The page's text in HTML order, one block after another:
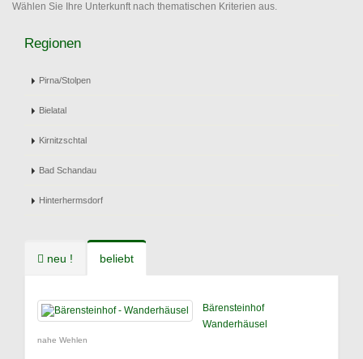
Wählen Sie Ihre Unterkunft nach thematischen Kriterien aus.
Regionen
Pirna/Stolpen
Bielatal
Kirnitzschtal
Bad Schandau
Hinterhermsdorf
neu ! beliebt
Bärensteinhof
Wanderhäusel
nahe Wehlen